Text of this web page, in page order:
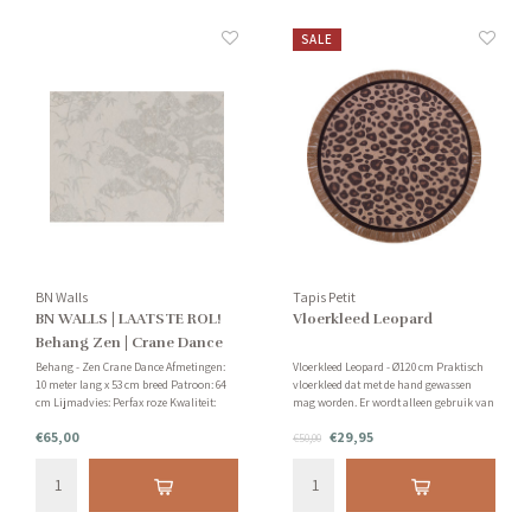
BN Walls
BN WALLS | LAATSTE ROL!
Behang Zen | Crane Dance
(Batch No. 005-1)
Behang - Zen Crane Dance Afmetingen:
10 meter lang x 53 cm breed Patroon: 64
cm Lijmadvies: Perfax roze Kwaliteit:
staal bij ons aan. Let op: behang kan niet
€65,00
SALE
Tapis Petit
Vloerkleed Leopard
Vloerkleed Leopard - Ø120 cm Praktisch
vloerkleed dat met de hand gewassen
mag worden. Er wordt alleen gebruik van
grondstoffen zonder het gebruik van
€50,00 €29,95